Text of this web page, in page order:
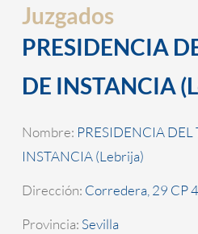
Juzgados
PRESIDENCIA
DE INSTANCIA
Nombre: PRESIDENCIA
INSTANCIA (Lebrija)
Dirección: Corredera, 29 CP
Provincia: Sevilla